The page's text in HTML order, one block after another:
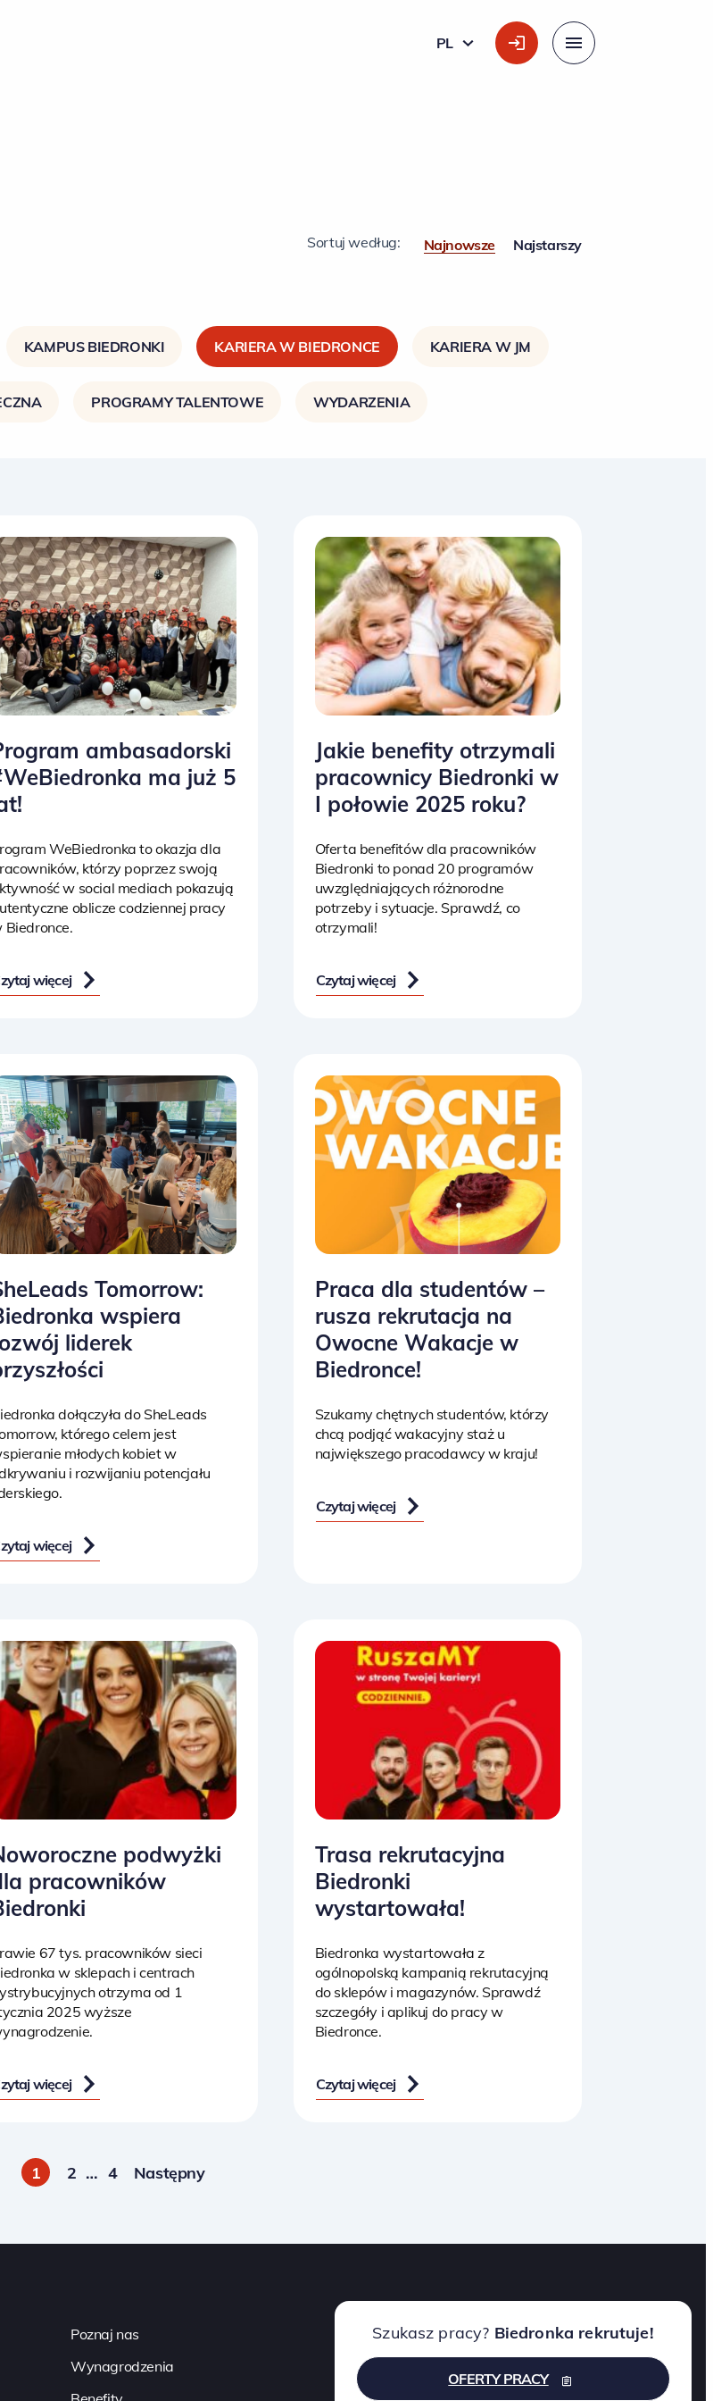
PL
POLSKI
Sortuj według: Najnowsze Najstarszy
KAMPUS BIEDRONKI KARIERA W BIEDRONCE KARIERA W JM
PROGRAMY TALENTOWE WYDARZENIA
ambasadorski
ma już 5
WeBiedronka to okazja dla
którzy poprzez swoją
w social mediach pokazują
oblicze codziennej pracy
Biedronce.
więcej
Jakie benefity otrzymali
pracownicy Biedronki w
I połowie 2025 roku?
Oferta benefitów dla pracowników
Biedronki to ponad 20 programów
uwzględniających różnorodne
potrzeby i sytuacje. Sprawdź, co
otrzymali!
Czytaj więcej
Tomorrow:
wspiera
liderek
dołączyła do SheLeads
którego celem jest
młodych kobiet w
i rozwijaniu potencjału
więcej
Praca dla studentów –
rusza rekrutacja na
Owocne Wakacje w
Biedronce!
Szukamy chętnych studentów, którzy
chcą podjąć wakacyjny staż u
największego pracodawcy w kraju!
Czytaj więcej
podwyżki
pracowników
67 tys. pracowników sieci
w sklepach i centrach
otrzyma od 1
2025 wyższe
więcej
Trasa rekrutacyjna
Biedronki
wystartowała!
Biedronka wystartowała z
ogólnopolską kampanią rekrutacyjną
do sklepów i magazynów. Sprawdź
szczegóły i aplikuj do pracy w
Biedronce.
Czytaj więcej
1 2 … 4 Następny
Poznaj nas
Wynagrodzenia
Szukasz pracy? Biedronka rekrutuje!
OFERTY PRACY